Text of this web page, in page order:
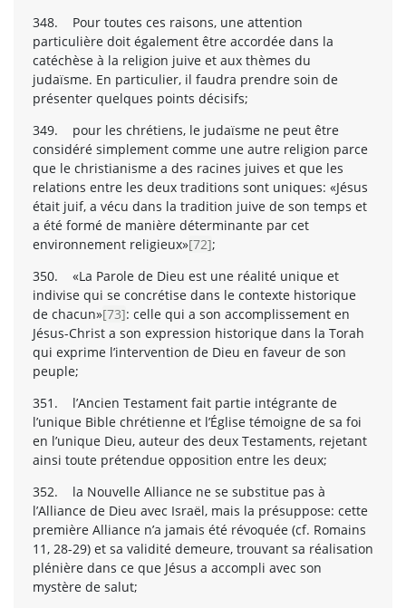
348. Pour toutes ces raisons, une attention
particulière doit également être accordée dans la
catéchèse à la religion juive et aux thèmes du
judaïsme. En particulier, il faudra prendre soin de
présenter quelques points décisifs;
349. pour les chrétiens, le judaïsme ne peut être
considéré simplement comme une autre religion parce
que le christianisme a des racines juives et que les
relations entre les deux traditions sont uniques: «Jésus
était juif, a vécu dans la tradition juive de son temps et
a été formé de manière déterminante par cet
environnement religieux»[72];
350. «La Parole de Dieu est une réalité unique et
indivise qui se concrétise dans le contexte historique
de chacun»[73]: celle qui a son accomplissement en
Jésus-Christ a son expression historique dans la Torah
qui exprime l’intervention de Dieu en faveur de son
peuple;
351. l’Ancien Testament fait partie intégrante de
l’unique Bible chrétienne et l’Église témoigne de sa foi
en l’unique Dieu, auteur des deux Testaments, rejetant
ainsi toute prétendue opposition entre les deux;
352. la Nouvelle Alliance ne se substitue pas à
l’Alliance de Dieu avec Israël, mais la présuppose: cette
première Alliance n’a jamais été révoquée (cf. Romains
11, 28-29) et sa validité demeure, trouvant sa réalisation
plénière dans ce que Jésus a accompli avec son
mystère de salut;